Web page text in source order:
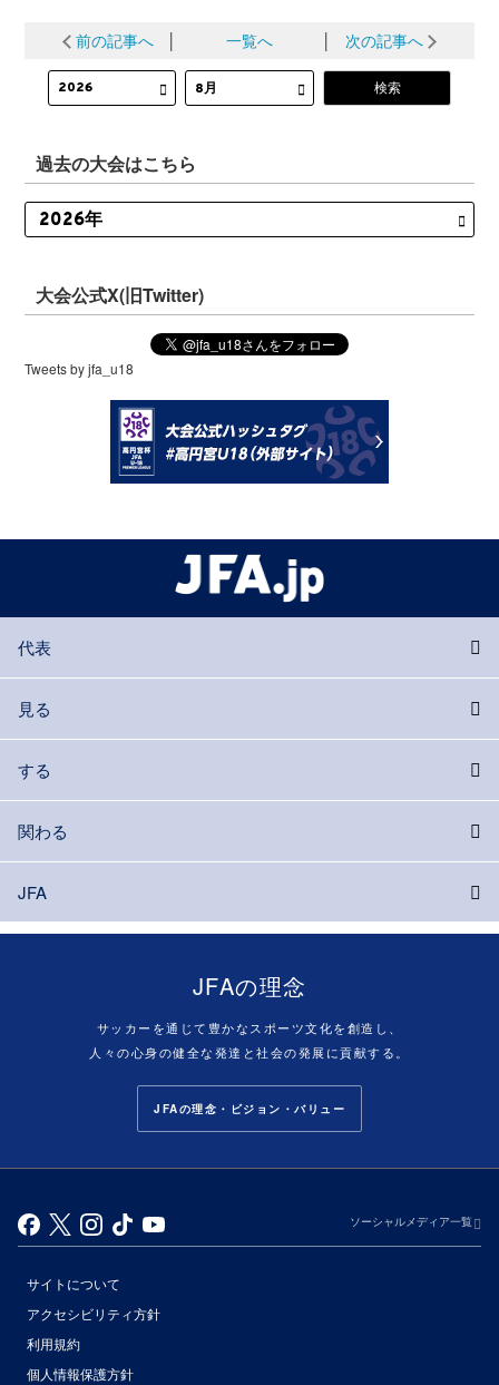
前の記事へ 一覧へ 次の記事へ
過去の大会はこちら
大会公式X(旧Twitter)
Tweets by jfa_u18
代表
見る
する
関わる
JFA
JFAの理念
サッカーを通じて豊かなスポーツ文化を創造し、
人々の心身の健全な発達と社会の発展に貢献する。
JFAの理念・ビジョン・バリュー
ソーシャルメディア一覧
サイトについて
アクセシビリティ方針
利用規約
個人情報保護方針